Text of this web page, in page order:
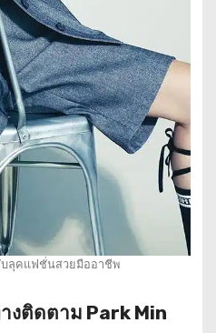
บลุคแฟชั่นสวยมืออาชีพ
งติดตาม Park Min